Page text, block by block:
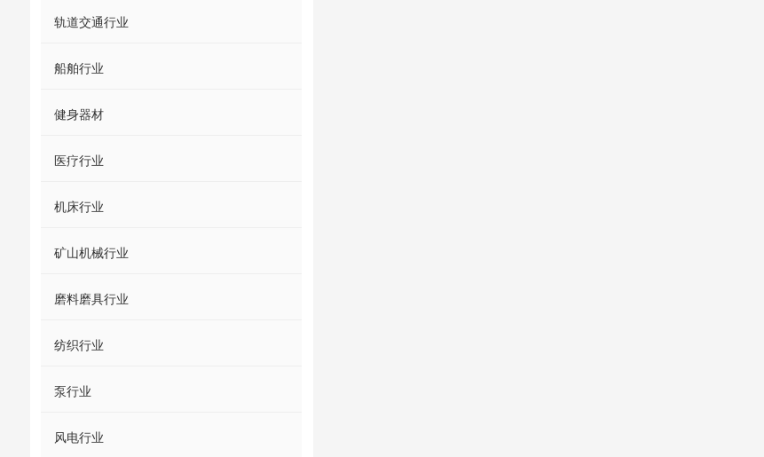
轨道交通行业
船舶行业
健身器材
医疗行业
机床行业
矿山机械行业
磨料磨具行业
纺织行业
泵行业
风电行业